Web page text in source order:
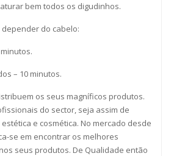
bem todos os digudinhos.
do cabelo:
– 10 minutos.
os seus magníficos produtos.
do sector, seja assim de
e cosmética. No mercado desde
se em encontrar os melhores
seus produtos. De Qualidade então